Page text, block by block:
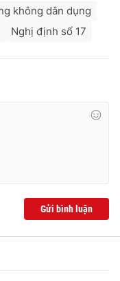
không dân dụng
Nghị định số 17
Gửi bình luận